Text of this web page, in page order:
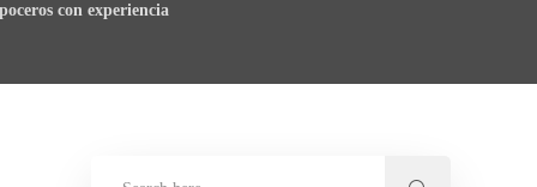
con experiencia